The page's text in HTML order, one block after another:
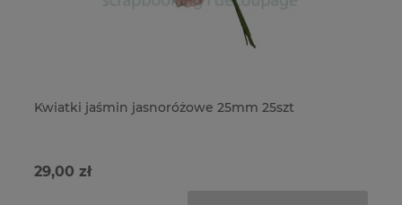
Kwiatki jaśmin jasnoróżowe 25mm 25szt
29,00 zł